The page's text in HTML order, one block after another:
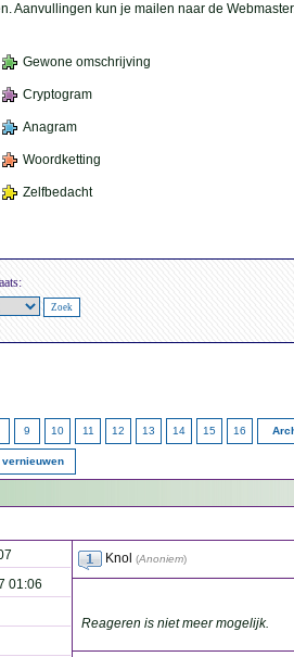
Aanvullingen kun je mailen naar de
Gewone omschrijving
Cryptogram
Anagram
Woordketting
Zelfbedacht
9 10 11 12 13 14 15 16
01:06
Knol (Anoniem)
Reageren is niet meer mogelijk.